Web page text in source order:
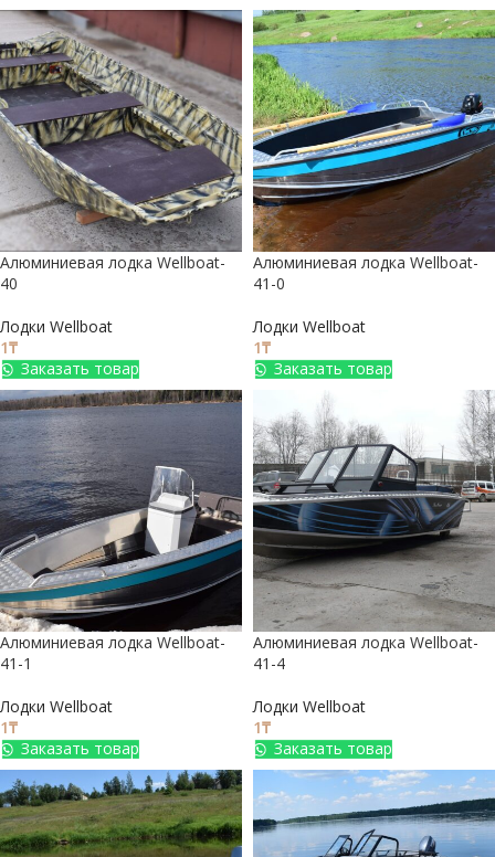
Алюминиевая лодка Wellboat-
40
Лодки Wellboat
1₸
Заказать товар
Алюминиевая лодка Wellboat-
41-0
Лодки Wellboat
1₸
Заказать товар
Алюминиевая лодка Wellboat-
41-1
Лодки Wellboat
1₸
Заказать товар
Алюминиевая лодка Wellboat-
41-4
Лодки Wellboat
1₸
Заказать товар